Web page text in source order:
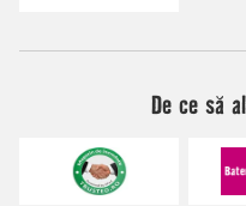
De ce să